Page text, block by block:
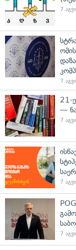
7
7
21-
—
7
7
7